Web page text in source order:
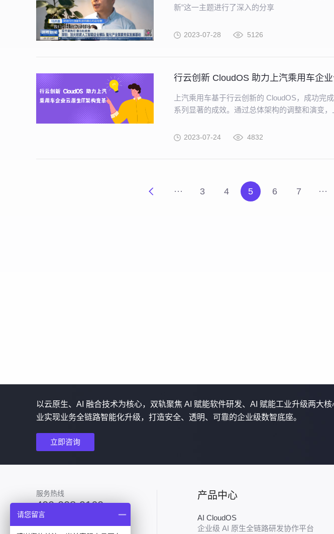
新”这一主题进行了深入的分享
2023-07-28 5126
行云创新 CloudOS 助力上汽乘用车企
上汽乘用车基于行云创新的 CloudOS，成功完
系列显著的成效。通过总体架构的调整和演变
2023-07-24 4832
··· 3 4 5 6 7 ···
以云原生、AI 融合技术为核心，双轨聚焦 AI 赋能软件研发、AI 赋能工业升级两大
业实现业务全链路智能化升级，打造安全、透明、可靠的企业级数智底座。
立即咨询
服务热线
400-008-9160
产品中心
AI CloudOS
企业级 AI 原生全链路研发协作平台
请您留言